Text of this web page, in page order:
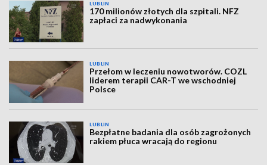
LUBLIN
170 milionów złotych dla szpitali. NFZ
zapłaci za nadwykonania
LUBLIN
Przełom w leczeniu nowotworów. COZL
liderem terapii CAR-T we wschodniej
Polsce
LUBLIN
Bezpłatne badania dla osób zagrożonych
rakiem płuca wracają do regionu